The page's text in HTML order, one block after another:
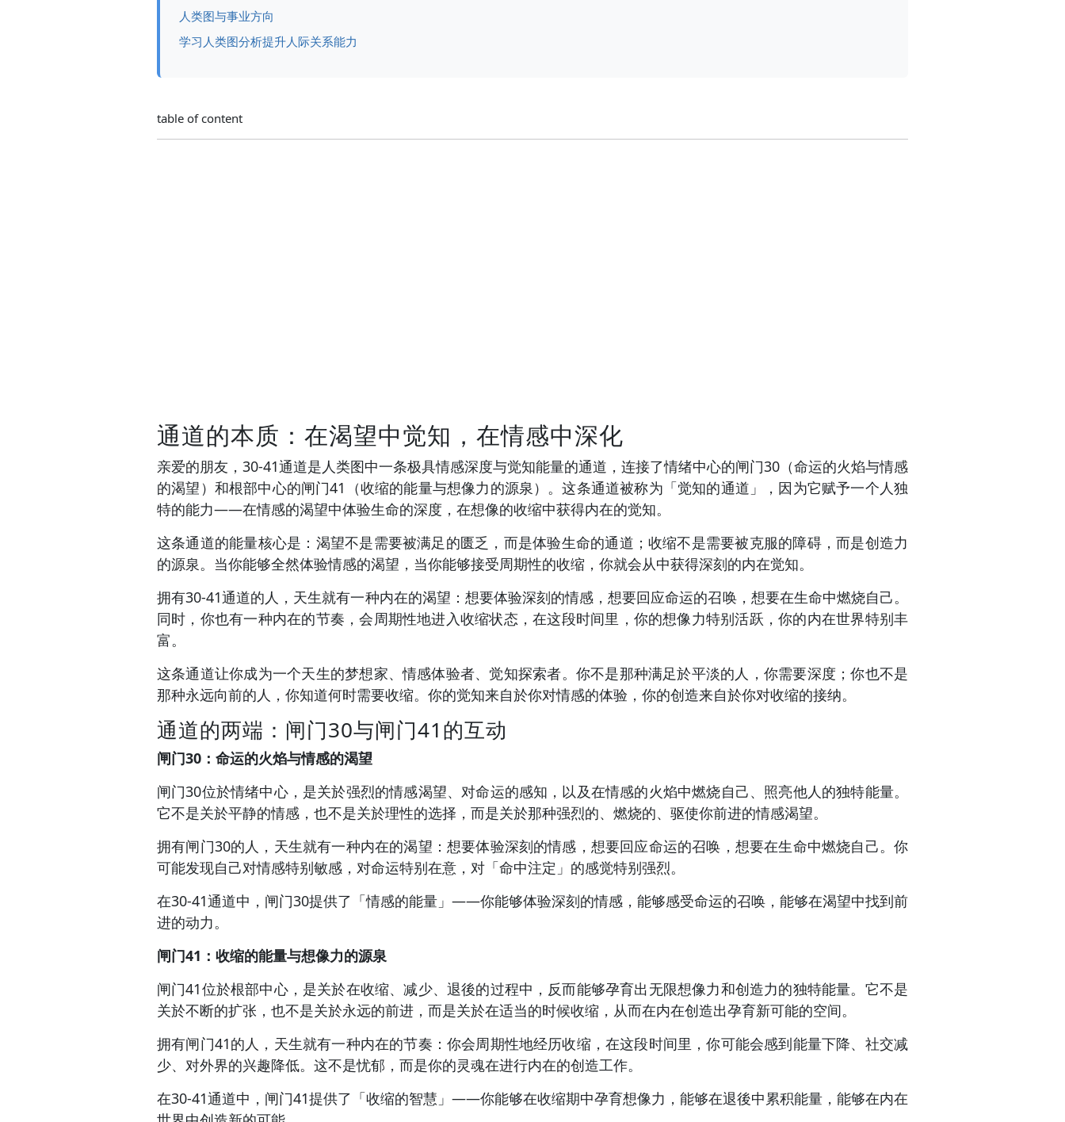
人类图与事业方向
学习人类图分析提升人际关系能力
table of content
通道的本质：在渴望中觉知，在情感中深化
亲爱的朋友，30-41通道是人类图中一条极具情感深度与觉知能量的通道，连接了情绪中心的闸门30（命运的火焰与情感
的渴望）和根部中心的闸门41（收缩的能量与想像力的源泉）。这条通道被称为「觉知的通道」，因为它赋予一个人独
特的能力——在情感的渴望中体验生命的深度，在想像的收缩中获得内在的觉知。
这条通道的能量核心是：渴望不是需要被满足的匮乏，而是体验生命的通道；收缩不是需要被克服的障碍，而是创造力
的源泉。当你能够全然体验情感的渴望，当你能够接受周期性的收缩，你就会从中获得深刻的内在觉知。
拥有30-41通道的人，天生就有一种内在的渴望：想要体验深刻的情感，想要回应命运的召唤，想要在生命中燃烧自己。
同时，你也有一种内在的节奏，会周期性地进入收缩状态，在这段时间里，你的想像力特别活跃，你的内在世界特别丰
富。
这条通道让你成为一个天生的梦想家、情感体验者、觉知探索者。你不是那种满足於平淡的人，你需要深度；你也不是
那种永远向前的人，你知道何时需要收缩。你的觉知来自於你对情感的体验，你的创造来自於你对收缩的接纳。
通道的两端：闸门30与闸门41的互动
闸门30：命运的火焰与情感的渴望
闸门30位於情绪中心，是关於强烈的情感渴望、对命运的感知，以及在情感的火焰中燃烧自己、照亮他人的独特能量。
它不是关於平静的情感，也不是关於理性的选择，而是关於那种强烈的、燃烧的、驱使你前进的情感渴望。
拥有闸门30的人，天生就有一种内在的渴望：想要体验深刻的情感，想要回应命运的召唤，想要在生命中燃烧自己。你
可能发现自己对情感特别敏感，对命运特别在意，对「命中注定」的感觉特别强烈。
在30-41通道中，闸门30提供了「情感的能量」——你能够体验深刻的情感，能够感受命运的召唤，能够在渴望中找到前
进的动力。
闸门41：收缩的能量与想像力的源泉
闸门41位於根部中心，是关於在收缩、减少、退後的过程中，反而能够孕育出无限想像力和创造力的独特能量。它不是
关於不断的扩张，也不是关於永远的前进，而是关於在适当的时候收缩，从而在内在创造出孕育新可能的空间。
拥有闸门41的人，天生就有一种内在的节奏：你会周期性地经历收缩，在这段时间里，你可能会感到能量下降、社交减
少、对外界的兴趣降低。这不是忧郁，而是你的灵魂在进行内在的创造工作。
在30-41通道中，闸门41提供了「收缩的智慧」——你能够在收缩期中孕育想像力，能够在退後中累积能量，能够在内在